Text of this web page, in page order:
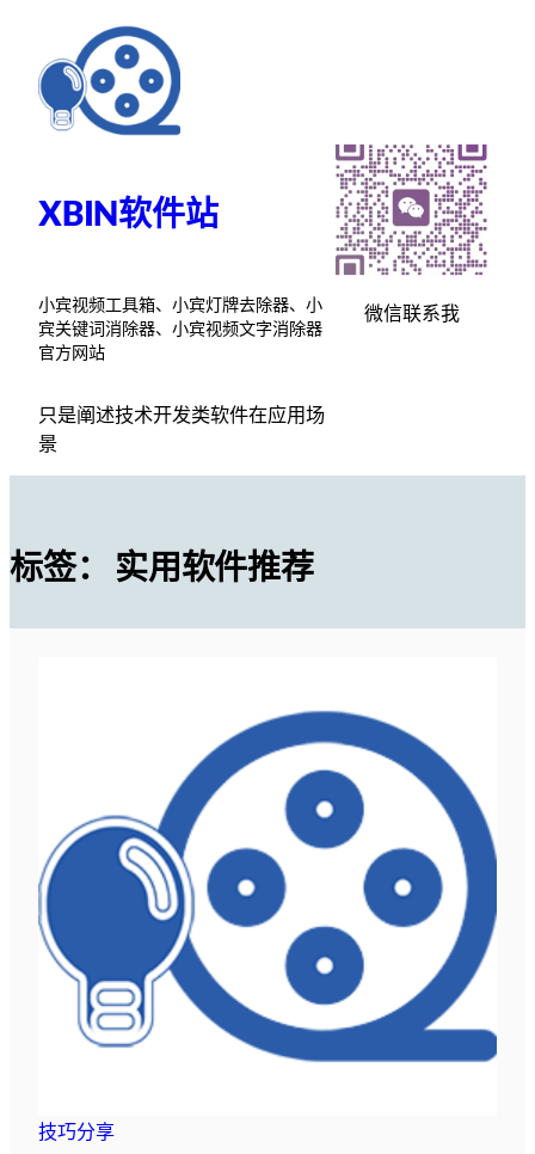
XBIN软件站
小宾视频工具箱、小宾灯牌去除器、小
宾关键词消除器、小宾视频文字消除器
官方网站
只是阐述技术开发类软件在应用场
景
微信联系我
标签： 实用软件推荐
技巧分享